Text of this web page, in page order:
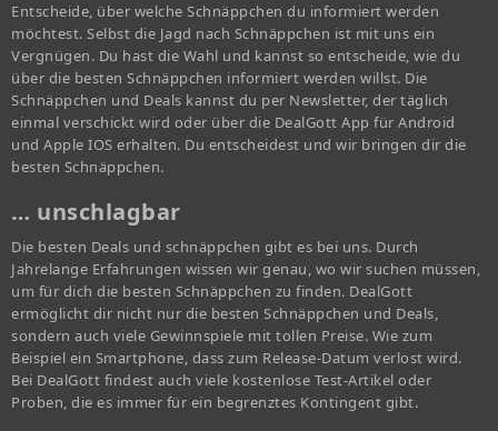
Entscheide, über welche Schnäppchen du informiert werden
möchtest. Selbst die Jagd nach Schnäppchen ist mit uns ein
Vergnügen. Du hast die Wahl und kannst so entscheide, wie du
über die besten Schnäppchen informiert werden willst. Die
Schnäppchen und Deals kannst du per Newsletter, der täglich
einmal verschickt wird oder über die DealGott App für Android
und Apple IOS erhalten. Du entscheidest und wir bringen dir die
besten Schnäppchen.
… unschlagbar
Die besten Deals und schnäppchen gibt es bei uns. Durch
Jahrelange Erfahrungen wissen wir genau, wo wir suchen müssen,
um für dich die besten Schnäppchen zu finden. DealGott
ermöglicht dir nicht nur die besten Schnäppchen und Deals,
sondern auch viele Gewinnspiele mit tollen Preise. Wie zum
Beispiel ein Smartphone, dass zum Release-Datum verlost wird.
Bei DealGott findest auch viele kostenlose Test-Artikel oder
Proben, die es immer für ein begrenztes Kontingent gibt.